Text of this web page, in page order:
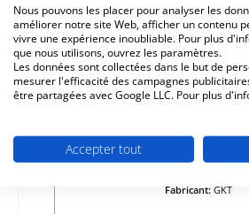
Référence du produit:
Fabricant: GKT
Nous pouvons les placer pour analyser les
améliorer notre site Web, afficher un contenu
vivre une expérience inoubliable. Pour plus
que nous utilisons, ouvrez les paramètres.
Les données sont collectées dans le but de
mesurer l'efficacité des campagnes
être partagées avec Google LLC. Pour plus
Accepter tout